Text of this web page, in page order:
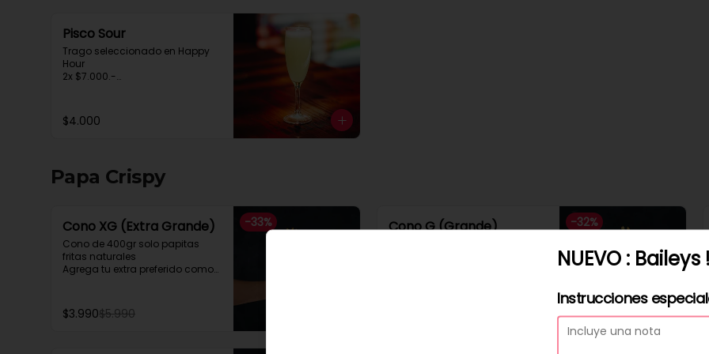
Pisco Sour
Trago seleccionado en Happy
Hour
2x $7.000.-
$4.000
Papa Crispy
-33%
Cono XG (Extra Grande)
Cono de 400gr solo papitas
fritas naturales
Agrega tu extra preferido como
y mucho mas....
$3.990$5.990
-32%
Cono G (Grande)
NUEVO : Baileys
Instrucciones